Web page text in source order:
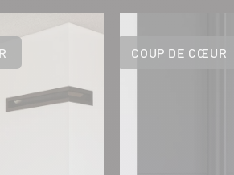
COUP DE CŒUR